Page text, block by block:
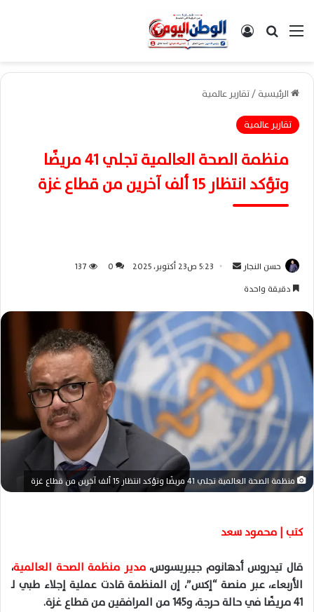
القائمةبحث عن تسجيل الدخول
الرئيسية/تقارير عالمية
تقارير عالمية
منظمة الصحة العالمية تجلي 41 مريضًا
وتؤكد انتظار 15 ألف آخرين من قطاع غزة
حسن النجار
ب
ر
ي
د
ا
إ
ل
ك
ت
ر
ي
5:23 ص23 أكتوبر، 2025 0
137
دقيقة واحدة
منظمة الصحة العالمية تجلي 41 مريضًا وتؤكد انتظار 15 ألف آخرين من قطاع غزة
كتب | محمود سعد
قال تيدروس أدهانوم جيبريسوس،مدير منظمة الصحة العالمية،
الأربعاء، عبر منصة “إكس”، إن المنظمة قادت عملية إجلاء طبي لـ
41مريضًا فيحالة حرجة، و145من المرافقين من قطاع غزة.